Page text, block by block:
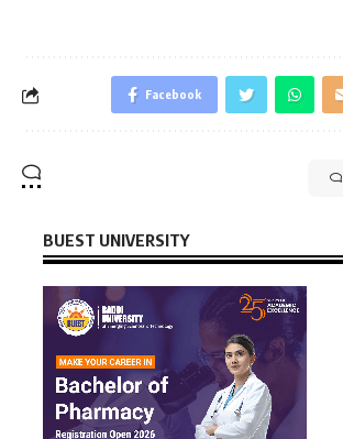
Facebook
BUEST UNIVERSITY